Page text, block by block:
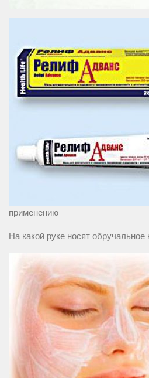
применению
На какой руке носят